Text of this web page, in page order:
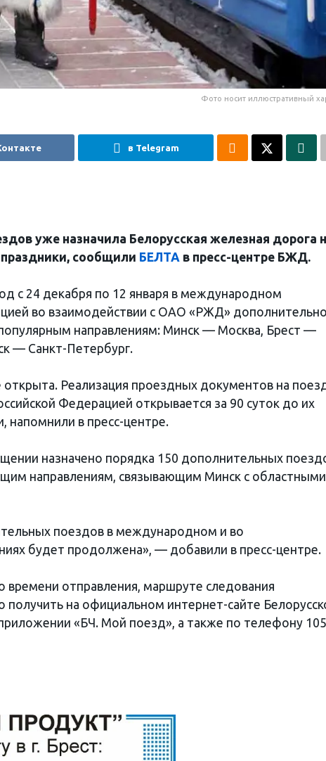
Фото носит иллюстративный
в Telegram
уже назначила Белорусская железная дорога
сообщили БЕЛТА в пресс-центре БЖД.
с 24 декабря по 12 января в международном
во взаимодействии с ОАО «РЖД»
направлениям: Минск — Москва, Брест —
— Санкт-Петербург.
Реализация проездных документов на
Федерацией открывается за 90 суток до их
напомнили в пресс-центре.
назначено порядка 150 дополнительных
направлениям, связывающим Минск с областными
поездов в международном и во
будет продолжена», — добавили в пресс-центре.
отправления, маршруте следования
на официальном интернет-сайте
«БЧ. Мой поезд», а также по телефону 105